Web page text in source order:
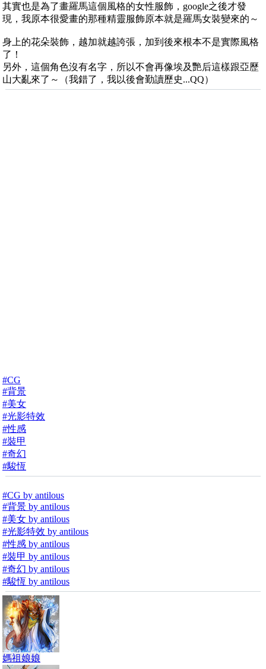
其實也是為了畫羅馬這個風格的女性服飾，google之後才發
現，我原本很愛畫的那種精靈服飾原本就是羅馬女裝變來的～
身上的花朵裝飾，越加就越誇張，加到後來根本不是實際風格
了！
另外，這個角色沒有名字，所以不會再像埃及艷后這樣跟亞歷
山大亂來了～（我錯了，我以後會勤讀歷史...QQ）
#CG
#背景
#美女
#光影特效
#性感
#裝甲
#奇幻
#駿恆
#CG by antilous
#背景 by antilous
#美女 by antilous
#光影特效 by antilous
#性感 by antilous
#裝甲 by antilous
#奇幻 by antilous
#駿恆 by antilous
媽祖娘娘